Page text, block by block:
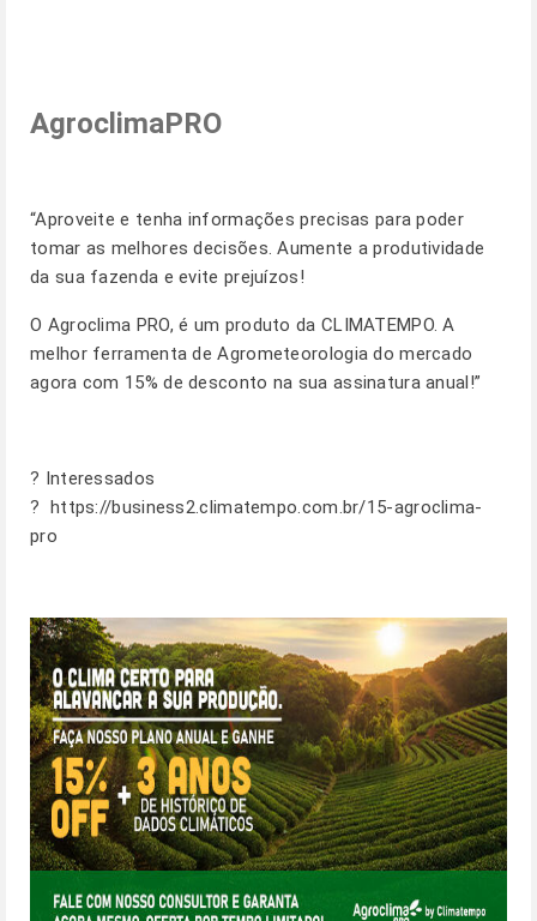
AgroclimaPRO
“Aproveite e tenha informações precisas para poder
tomar as melhores decisões. Aumente a produtividade
da sua fazenda e evite prejuízos!
O Agroclima PRO, é um produto da CLIMATEMPO. A
melhor ferramenta de Agrometeorologia do mercado
agora com 15% de desconto na sua assinatura anual!”
? Interessados
? https://business2.climatempo.com.br/15-agroclima-
pro